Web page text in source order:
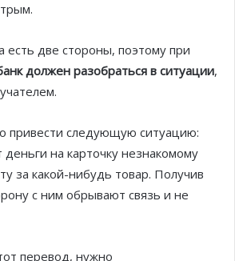
есть две стороны, поэтому при
должен разобраться в ситуации,
привести следующую ситуацию:
на карточку незнакомому
за какой-нибудь товар. Получив
с ним обрывают связь и не
перевод, нужно